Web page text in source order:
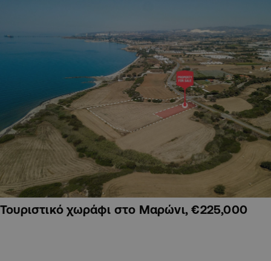
Τουριστικό χωράφι στο Μαρώνι, €225,000